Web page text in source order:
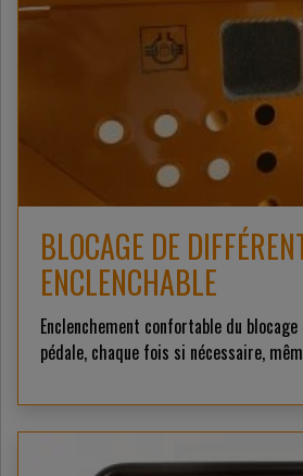
BLOCAGE DE
ENCLENCHABLE
Enclenchement confortable du
pédale, chaque fois si nécessaire,